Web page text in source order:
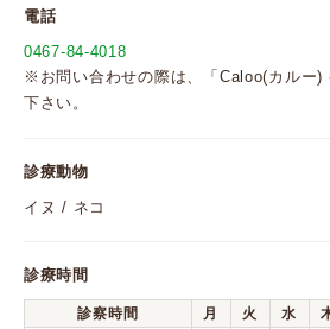
電話
0467-84-4018
※お問い合わせの際は、「Caloo(カルー)
下さい。
診療動物
イヌ / ネコ
診療時間
診察時間 月 火 水